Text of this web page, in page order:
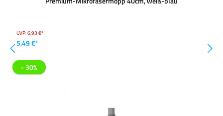
UVP:6,93 €*
5,49 €*
- 30%